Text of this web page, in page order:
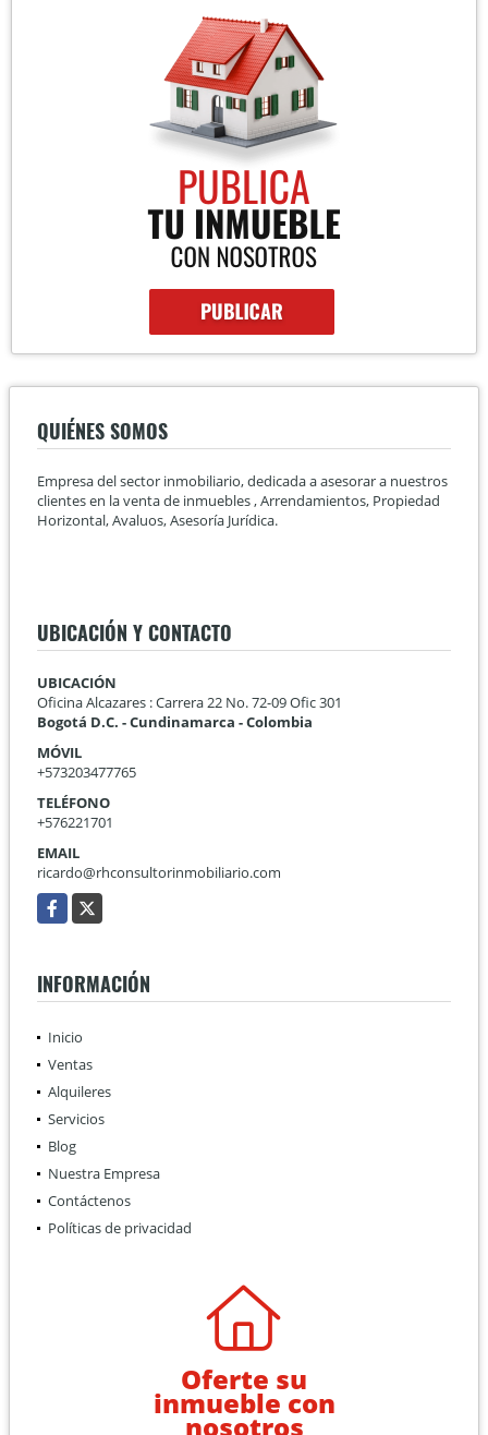
QUIÉNES SOMOS
Empresa del sector inmobiliario, dedicada a asesorar a nuestros
clientes en la venta de inmuebles , Arrendamientos, Propiedad
Horizontal, Avaluos, Asesoría Jurídica.
UBICACIÓN Y CONTACTO
UBICACIÓN
Oficina Alcazares : Carrera 22 No. 72-09 Ofic 301
Bogotá D.C. - Cundinamarca - Colombia
MÓVIL
+573203477765
TELÉFONO
+576221701
EMAIL
ricardo@rhconsultorinmobiliario.com
Facebook
X
INFORMACIÓN
Inicio
Ventas
Alquileres
Servicios
Blog
Nuestra Empresa
Contáctenos
Políticas de privacidad
Oferte su
inmueble con
nosotros